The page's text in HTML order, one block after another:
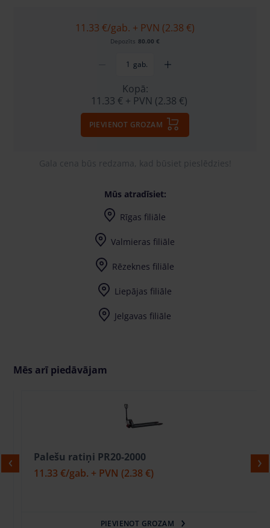
11.33 €/gab. + PVN (2.38 €)
Depozīts 80.00 €
gab.
Kopā:
11.33 € + PVN (2.38 €)
PIEVIENOT GROZAM
Gala cena būs redzama, kad būsiet pieslēdzies!
Mūs atradīsiet:
Rīgas filiāle
Valmieras filiāle
Rēzeknes filiāle
Liepājas filiāle
Jelgavas filiāle
Mēs arī piedāvājam
Palešu ratiņi PR20-2000
11.33 € /gab. + PVN(2.38 €)
PIEVIENOT GROZAM